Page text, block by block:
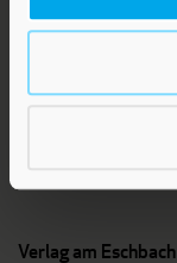
Lebensfreude in
Geschenke mit
werden.
Verlag am Eschbach